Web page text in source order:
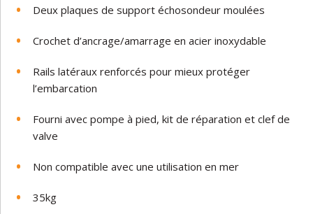
Deux plaques de support échosondeur moulées
Crochet d’ancrage/amarrage en acier inoxydable
Rails latéraux renforcés pour mieux protéger
l’embarcation
Fourni avec pompe à pied, kit de réparation et clef de
valve
Non compatible avec une utilisation en mer
35kg